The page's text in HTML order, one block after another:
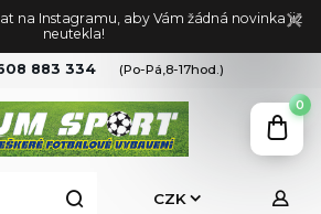
na Instagramu, aby Vám žádná novinka již
neutekla!
CZK
883 334 (Po-Pá,8-17hod.)
0